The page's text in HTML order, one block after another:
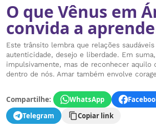
O que Vênus em
convida a
Este trânsito lembra que relações
autenticidade, desejo e liberdade. Em
impulsivamente, mas de reconhecer aquilo
dentro de nós. Amar também envolve
Compartilhe: WhatsApp
Telegram
Copiar link